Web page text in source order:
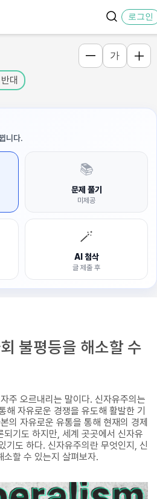
로그인
대
가
니다.
📚
문제 풀기
미제공
🪄
AI 첨삭
글 제출 후
불평등을 해소할 수
주 오르내리는 말이다. 신자유주의는
해 자유로운 경쟁을 유도해 활발한 기
의 자유로운 유통을 통해 현재의 경제
기도 하지만, 세계 곳곳에서 신자유
기도 하다. 신자유주의란 무엇인지, 신
할 수 있는지 살펴보자.